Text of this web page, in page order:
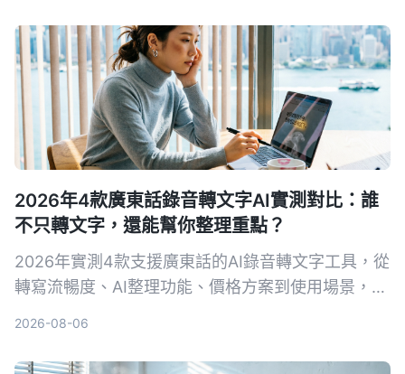
2026年4款廣東話錄音轉文字AI實測對比：誰
不只轉文字，還能幫你整理重點？
2026年實測4款支援廣東話的AI錄音轉文字工具，從
轉寫流暢度、AI整理功能、價格方案到使用場景，完
2026-08-06